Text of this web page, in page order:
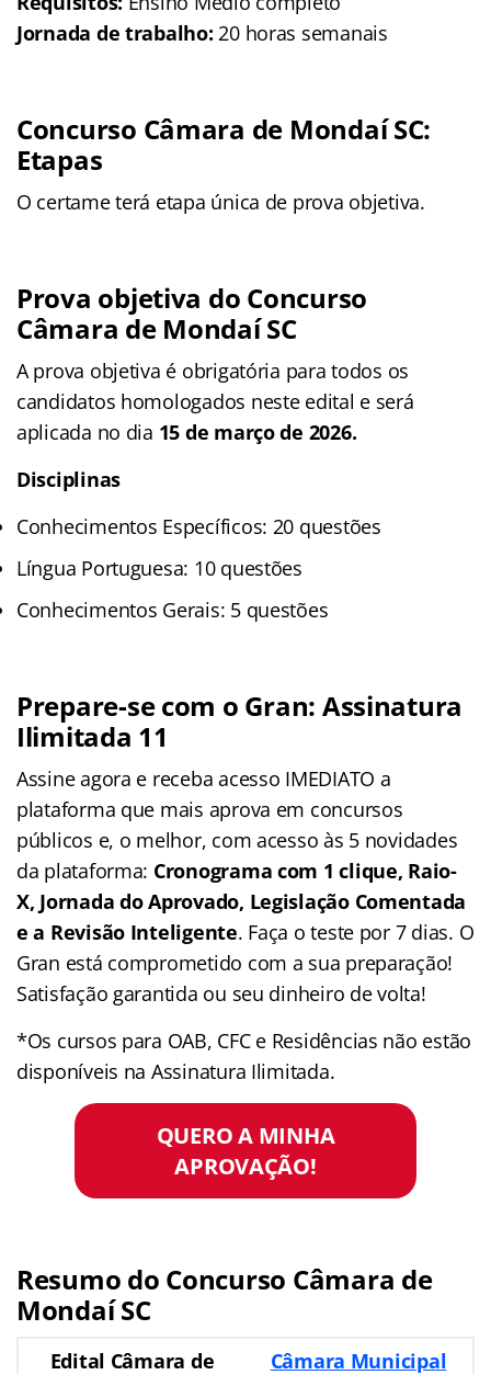
Jornada de trabalho: 20 horas semanais
Concurso Câmara de Mondaí SC:
Etapas
O certame terá etapa única de prova objetiva.
Prova objetiva do Concurso
Câmara de Mondaí SC
A prova objetiva é obrigatória para todos os
candidatos homologados neste edital e será
aplicada no dia 15 de março de 2026.
Disciplinas
Conhecimentos Específicos: 20 questões
Língua Portuguesa: 10 questões
Conhecimentos Gerais: 5 questões
Prepare-se com o Gran: Assinatura
Ilimitada 11
Assine agora e receba acesso IMEDIATO a
plataforma que mais aprova em concursos
públicos e, o melhor, com acesso às 5 novidades
da plataforma: Cronograma com 1 clique, Raio-
X, Jornada do Aprovado, Legislação Comentada
e a Revisão Inteligente. Faça o teste por 7 dias. O
Gran está comprometido com a sua preparação!
Satisfação garantida ou seu dinheiro de volta!
*Os cursos para OAB, CFC e Residências não estão
disponíveis na Assinatura Ilimitada.
QUERO A MINHA
APROVAÇÃO!
Resumo do Concurso Câmara de
Mondaí SC
Edital Câmara de
Câmara Municipal